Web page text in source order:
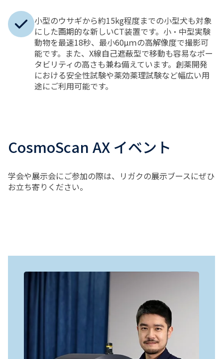
小型のウサギから約15kg程度までの小型犬も対象
にした画期的な新しいCT装置です。小・中型実験
動物を最速18秒、最小60μｍの高解像度で撮影可
能です。また、X線自己遮蔽型で移動も容易なポー
タビリティの高さも兼ね備えています。創薬開発
における安全性試験や薬効薬理試験など幅広い用
途にご利用可能です。
CosmoScan AX イベント
学会や展示会にご参加の際は、リガクの展示ブースにぜひ
お立ち寄りください。